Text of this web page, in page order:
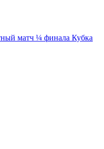
матч ¼ финала Кубка